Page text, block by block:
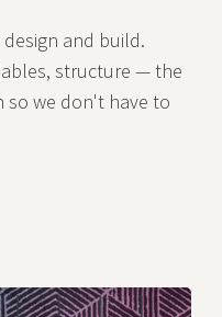
and build.
structure — the
so we don't have to